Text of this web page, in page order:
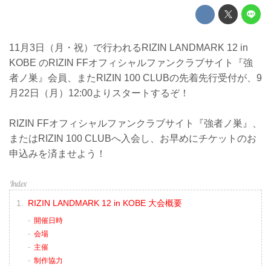
11月3日（月・祝）で行われるRIZIN LANDMARK 12 in
KOBE のRIZIN FFオフィシャルファンクラブサイト『強
者ノ巣』会員、またRIZIN 100 CLUBの先着先行受付が、9
月22日（月）12:00よりスタートするぞ！
RIZIN FFオフィシャルファンクラブサイト『強者ノ巣』、
またはRIZIN 100 CLUBへ入会し、お早めにチケットのお
申込みを済ませよう！
RIZIN LANDMARK 12 in KOBE 大会概要
開催日時
会場
主催
制作協力